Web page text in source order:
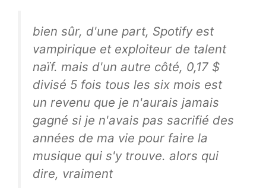
bien sûr, d'une part, Spotify est
vampirique et exploiteur de talent
naïf. mais d'un autre côté, 0,17 $
divisé 5 fois tous les six mois est
un revenu que je n'aurais jamais
gagné si je n'avais pas sacrifié des
années de ma vie pour faire la
musique qui s'y trouve. alors qui
dire, vraiment